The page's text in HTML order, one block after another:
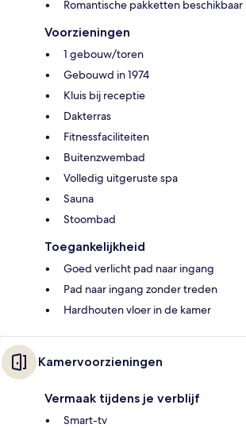
Romantische pakketten beschikbaar
Voorzieningen
1 gebouw/toren
Gebouwd in 1974
Kluis bij receptie
Dakterras
Fitnessfaciliteiten
Buitenzwembad
Volledig uitgeruste spa
Sauna
Stoombad
Toegankelijkheid
Goed verlicht pad naar ingang
Pad naar ingang zonder treden
Hardhouten vloer in de kamer
Kamervoorzieningen
Vermaak tijdens je verblijf
Smart-tv